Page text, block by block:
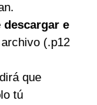
descargar e
(.p12
que
tú